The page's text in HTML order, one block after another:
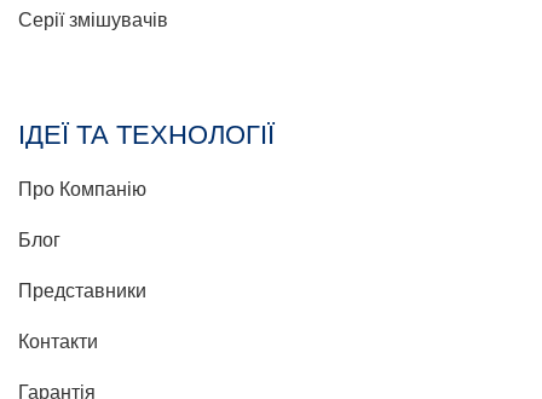
Серії змішувачів
ІДЕЇ ТА ТЕХНОЛОГІЇ
Про Компанію
Блог
Представники
Контакти
Гарантія